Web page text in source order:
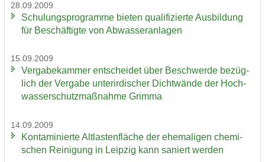
28.09.2009
Schu­lungs­pro­gram­me bie­ten qua­li­fi­zier­te Aus­bil­dung
für Be­schäf­tig­te von Ab­was­ser­an­la­gen
15.09.2009
Ver­ga­be­kam­mer ent­schei­det über Be­schwer­de be­züg­
lich der Ver­ga­be un­ter­ir­di­scher Dicht­wän­de der Hoch­
was­ser­schutz­maß­nah­me Grim­ma
14.09.2009
Kon­ta­mi­nier­te Alt­las­ten­flä­che der ehe­ma­li­gen che­mi­
schen Rei­ni­gung in Leip­zig kann sa­niert wer­den